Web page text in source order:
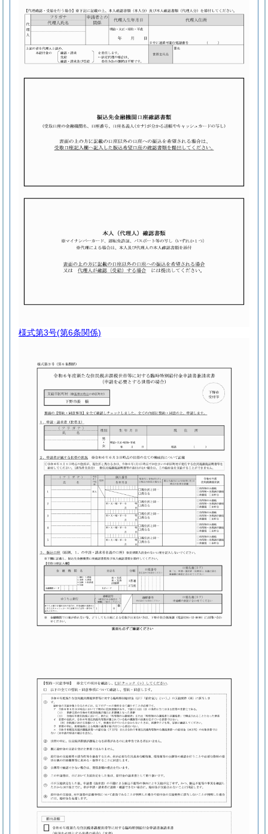
様式第3号(第6条関係)